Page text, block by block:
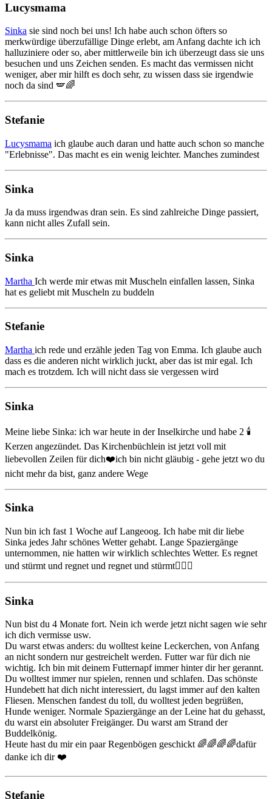
Lucysmama
Sinka sie sind noch bei uns! Ich habe auch schon öfters so
merkwürdige überzufällige Dinge erlebt, am Anfang dachte ich ich
halluziniere oder so, aber mittlerweile bin ich überzeugt dass sie uns
besuchen und uns Zeichen senden. Es macht das vermissen nicht
weniger, aber mir hilft es doch sehr, zu wissen dass sie irgendwie
noch da sind 🪽🌈
Stefanie
Lucysmama ich glaube auch daran und hatte auch schon so manche
"Erlebnisse". Das macht es ein wenig leichter. Manches zumindest
Sinka
Ja da muss irgendwas dran sein. Es sind zahlreiche Dinge passiert,
kann nicht alles Zufall sein.
Sinka
Martha Ich werde mir etwas mit Muscheln einfallen lassen, Sinka
hat es geliebt mit Muscheln zu buddeln
Stefanie
Martha ich rede und erzähle jeden Tag von Emma. Ich glaube auch
dass es die anderen nicht wirklich juckt, aber das ist mir egal. Ich
mach es trotzdem. Ich will nicht dass sie vergessen wird
Sinka
Meine liebe Sinka: ich war heute in der Inselkirche und habe 2 🕯️
Kerzen angezündet. Das Kirchenbüchlein ist jetzt voll mit
liebevollen Zeilen für dich❤️ich bin nicht gläubig - gehe jetzt wo du
nicht mehr da bist, ganz andere Wege
Sinka
Nun bin ich fast 1 Woche auf Langeoog. Ich habe mit dir liebe
Sinka jedes Jahr schönes Wetter gehabt. Lange Spaziergänge
unternommen, nie hatten wir wirklich schlechtes Wetter. Es regnet
und stürmt und regnet und regnet und stürmt🤷🏻‍♀️
Sinka
Nun bist du 4 Monate fort. Nein ich werde jetzt nicht sagen wie sehr
ich dich vermisse usw.
Du warst etwas anders: du wolltest keine Leckerchen, von Anfang
an nicht sondern nur gestreichelt werden. Futter war für dich nie
wichtig. Ich bin mit deinem Futternapf immer hinter dir her gerannt.
Du wolltest immer nur spielen, rennen und schlafen. Das schönste
Hundebett hat dich nicht interessiert, du lagst immer auf den kalten
Fliesen. Menschen fandest du toll, du wolltest jeden begrüßen,
Hunde weniger. Normale Spaziergänge an der Leine hat du gehasst,
du warst ein absoluter Freigänger. Du warst am Strand der
Buddelkönig.
Heute hast du mir ein paar Regenbögen geschickt 🌈🌈🌈🌈dafür
danke ich dir ❤️
Stefanie